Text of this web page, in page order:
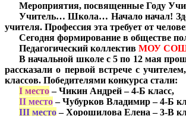
Мероприятия, посвященные Году
Учитель… Школа… Начало начал!
учителя. Профессия эта требует от
Сегодня формирование в обществе
Педагогический коллектив МОУ СОШ
В начальной школе с 5 по 12 мая
рассказали о первой встрече с
классов. Победителями конкурса стали:
I место– Чикин Андрей – 4-Б класс,
II место– Чубурков Владимир – 4-Б
III место– Хорошилова Елена – 3-В